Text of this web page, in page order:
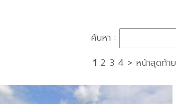
ค้นหา :
1 2 3 4 > หน้าสุดท้าย